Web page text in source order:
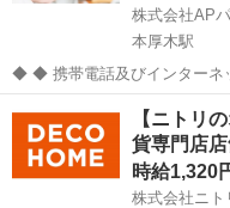
株式会社AP
本厚木駅
◆ ◆ 携帯電話及びインターネットの加入促進業務 【このお仕事のお
すすめポイント】 ・ゼロから
らないことは先輩スタッフに
・働きやすい環境で長く...
本厚木駅
【ニトリ
貨専門店
時給1,320
株式会社ニト